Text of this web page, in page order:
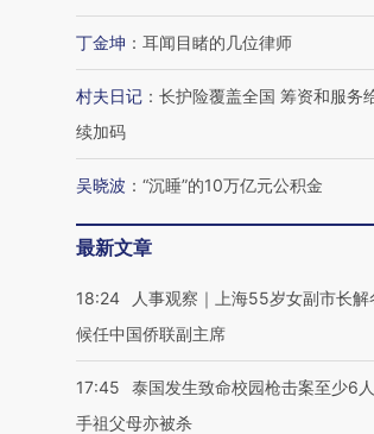
丁金坤 ： 耳闻目睹的几位律师
村夫日记 ： 长护险覆盖全国 筹资和服务
续加码
吴晓波 ： “沉睡”的10万亿元公积金
最新文章
18:24
人事观察｜上海55岁女副市长解
候任中国侨联副主席
17:45
泰国发生致命校园枪击案至少6
手祖父母亦被杀